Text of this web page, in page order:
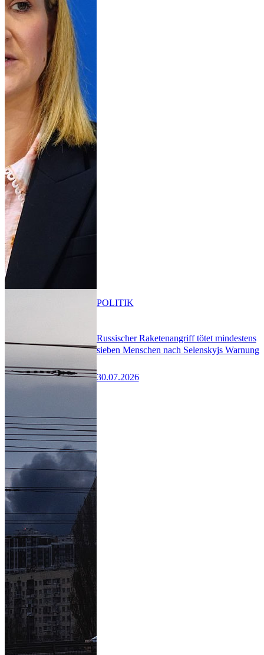
Russischer Raketenangriff tötet mindestens
sieben Menschen nach Selenskyjs Warnung
30.07.2026
POLITIK